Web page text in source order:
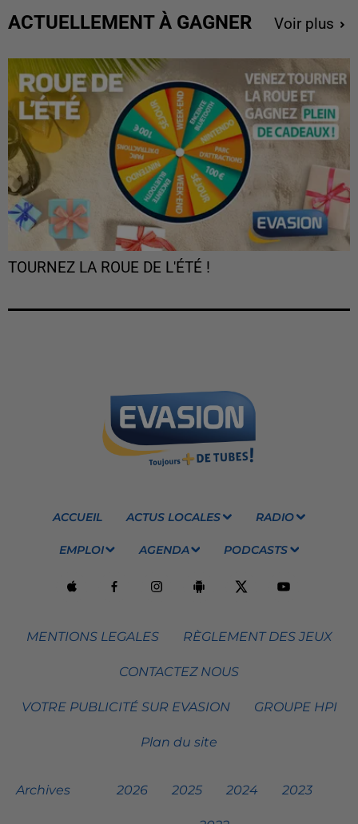
ACTUELLEMENT À GAGNER Voir plus
TOURNEZ LA ROUE DE L'ÉTÉ !
ACCUEIL ACTUS LOCALES RADIO
EMPLOI AGENDA PODCASTS
MENTIONS LEGALES RÈGLEMENT DES JEUX
CONTACTEZ NOUS
VOTRE PUBLICITÉ SUR EVASION GROUPE HPI
Plan du site
Archives 2026 2025 2024 2023